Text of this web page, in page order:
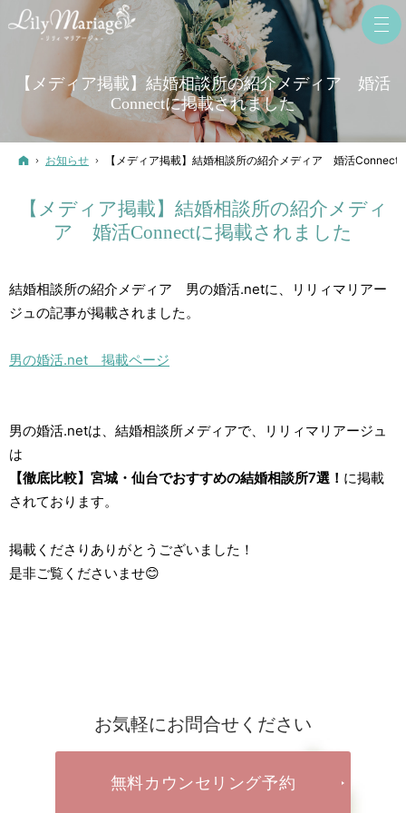
【メディア掲載】結婚相談所の紹介メディア 婚活
Connectに掲載されました
ホーム
お知らせ 【メディア掲載】結婚相談所の紹介メディア 婚活Connect
【メディア掲載】結婚相談所の紹介メディ
ア 婚活Connectに掲載されました
結婚相談所の紹介メディア 男の婚活.netに、リリィマリアー
ジュの記事が掲載されました。
男の婚活.net 掲載ページ
男の婚活.netは、結婚相談所メディアで、リリィマリアージュ
は
【徹底比較】宮城・仙台でおすすめの結婚相談所7選！ に掲載
されております。
掲載くださりありがとうございました！
是非ご覧くださいませ😊
お気軽にお問合せください
無料カウンセリング予約